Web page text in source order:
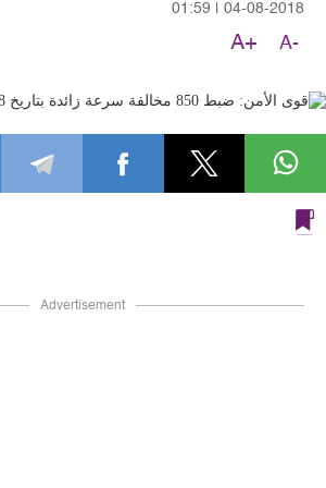
04-08-2018
01:59
A-
A+
Advertisement